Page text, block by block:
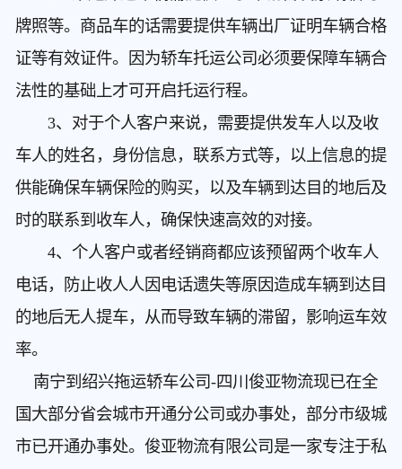
牌照等。商品车的话需要提供车辆出厂证明车辆合格
证等有效证件。因为轿车托运公司必须要保障车辆合
法性的基础上才可开启托运行程。
3、对于个人客户来说，需要提供发车人以及收
车人的姓名，身份信息，联系方式等，以上信息的提
供能确保车辆保险的购买，以及车辆到达目的地后及
时的联系到收车人，确保快速高效的对接。
4、个人客户或者经销商都应该预留两个收车人
电话，防止收人人因电话遗失等原因造成车辆到达目
的地后无人提车，从而导致车辆的滞留，影响运车效
率。
南宁到绍兴拖运轿车公司 -四川俊亚物流现已在全
国大部分省会城市开通分公司或办事处，部分市级城
市已开通办事处。俊亚物流有限公司是一家专注于私